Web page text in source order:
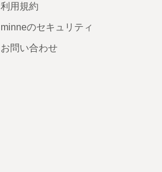
利用規約
minneのセキュリティ
お問い合わせ